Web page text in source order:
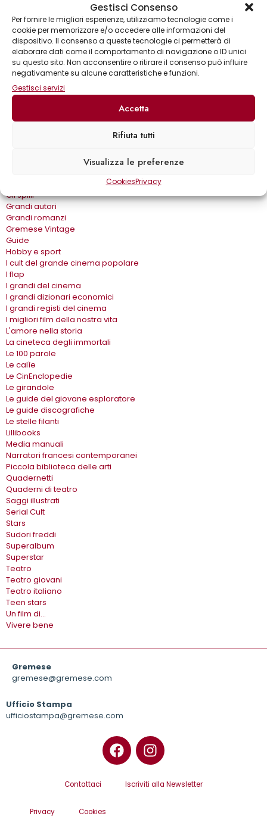
Gestisci Consenso
Per fornire le migliori esperienze, utilizziamo tecnologie come i
cookie per memorizzare e/o accedere alle informazioni del
dispositivo. Il consenso a queste tecnologie ci permetterà di
elaborare dati come il comportamento di navigazione o ID unici
su questo sito. Non acconsentire o ritirare il consenso può influire
negativamente su alcune caratteristiche e funzioni.
Gestisci servizi
Accetta
Rifiuta tutti
Visualizza le preferenze
CookiesPrivacy
Collane
Annuari & Guide
Astronomia & dintorni
Bear Grylls adventures
Biblioteca delle arti
Biblioteca gastronomica
Crimen
Dive&Divi
Gli spilli
Grandi autori
Grandi romanzi
Gremese Vintage
Guide
Hobby e sport
I cult del grande cinema popolare
I flap
I grandi del cinema
I grandi dizionari economici
I grandi registi del cinema
I migliori film della nostra vita
L'amore nella storia
La cineteca degli immortali
Le 100 parole
Le calìe
Le CinEnclopedie
Le girandole
Le guide del giovane esploratore
Le guide discografiche
Le stelle filanti
Lillibooks
Media manuali
Narratori francesi contemporanei
Piccola biblioteca delle arti
Quadernetti
Quaderni di teatro
Saggi illustrati
Serial Cult
Stars
Sudori freddi
Superalbum
Superstar
Teatro
Teatro giovani
Teatro italiano
Teen stars
Un film di…
Vivere bene
Gremese
gremese@gremese.com
Ufficio Stampa
ufficiostampa@gremese.com
Contattaci Iscriviti alla Newsletter
Privacy Cookies